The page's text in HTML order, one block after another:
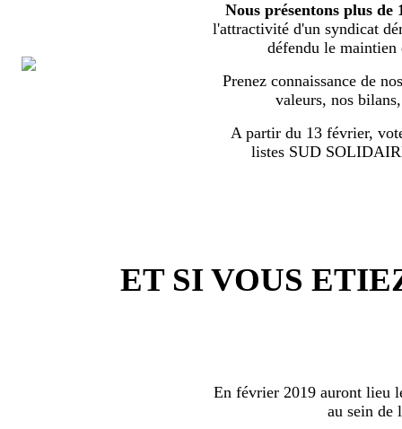
Nous présentons plus de
l'attractivité d'un syndicat
défendu le maintien
Prenez connaissance de
valeurs, nos
A partir du 13 février,
listes SUD
ET SI VOUS
En février 2019 auront lieu
au sein de